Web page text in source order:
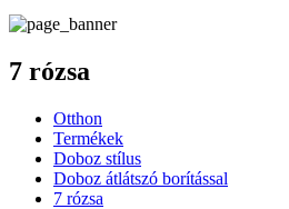
7 rózsa
Otthon
Termékek
Doboz stílus
Doboz átlátszó borítással
7 rózsa